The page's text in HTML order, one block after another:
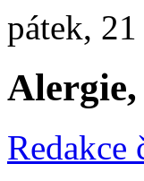
pátek,
Redakce